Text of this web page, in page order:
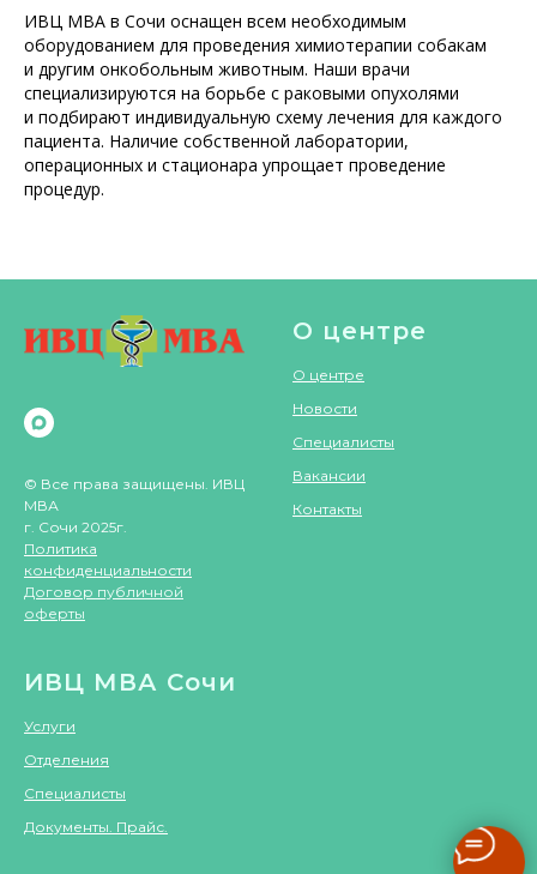
ИВЦ МВА в Сочи оснащен всем необходимым
оборудованием для проведения химиотерапии собакам
и другим онкобольным животным. Наши врачи
специализируются на борьбе с раковыми опухолями
и подбирают индивидуальную схему лечения для каждого
пациента. Наличие собственной лаборатории,
операционных и стационара упрощает проведение
процедур.
© Все права защищены. ИВЦ
МВА
г. Сочи 2025г.
Политика
конфиденциальности
Договор публичной
оферты
О центре
О центре
Новости
Специалисты
Вакансии
Контакты
ИВЦ МВА Сочи
Услуги
Отделения
Специалисты
Документы. Прайс.